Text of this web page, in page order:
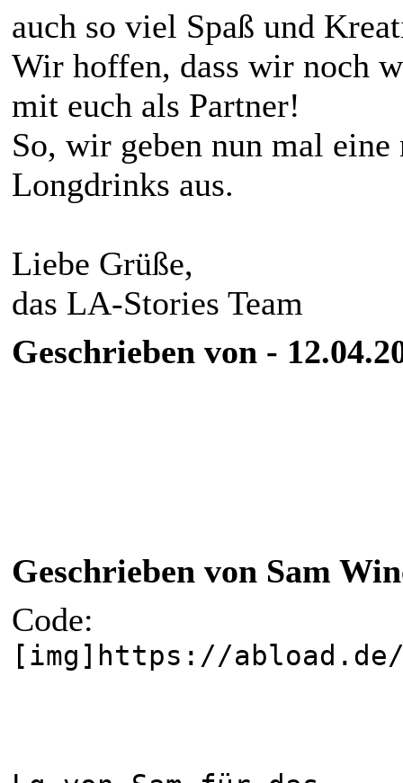
auch so viel Spaß und
Wir hoffen, dass wir noch
mit euch als Partner!
So, wir geben nun mal
Longdrinks aus.
Liebe Grüße,
das LA-Stories Team
Geschrieben von -
Geschrieben von Sam
Code:
[img]https://